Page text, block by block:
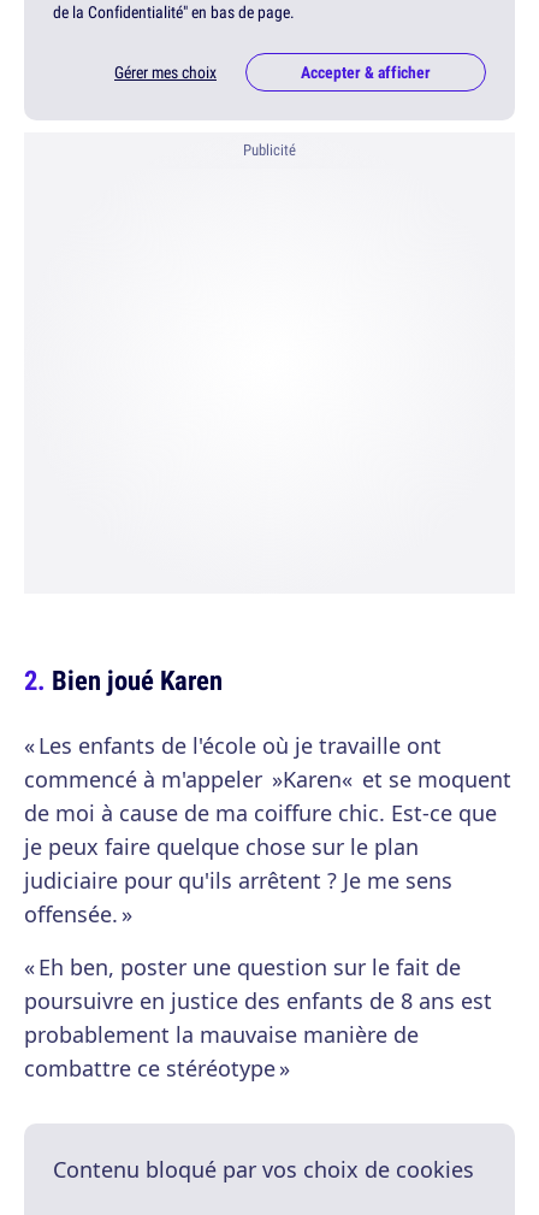
de la Confidentialité" en bas de page.
Gérer mes choix Accepter & afficher
Publicité
Bien joué Karen
« Les enfants de l'école où je travaille ont
commencé à m'appeler »Karen« et se moquent
de moi à cause de ma coiffure chic. Est-ce que
je peux faire quelque chose sur le plan
judiciaire pour qu'ils arrêtent ? Je me sens
offensée. »
« Eh ben, poster une question sur le fait de
poursuivre en justice des enfants de 8 ans est
probablement la mauvaise manière de
combattre ce stéréotype »
Contenu bloqué par vos choix de cookies